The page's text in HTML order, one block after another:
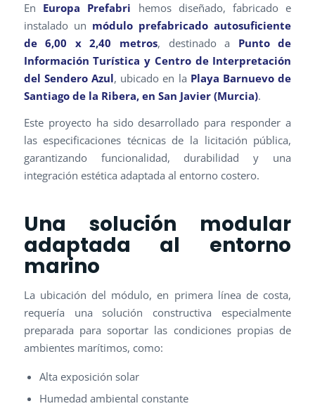
En Europa Prefabri hemos diseñado, fabricado e
instalado un módulo prefabricado autosuficiente
de 6,00 x 2,40 metros, destinado a Punto de
Información Turística y Centro de Interpretación
del Sendero Azul, ubicado en la Playa Barnuevo de
Santiago de la Ribera, en San Javier (Murcia).
Este proyecto ha sido desarrollado para responder a
las especificaciones técnicas de la licitación pública,
garantizando funcionalidad, durabilidad y una
integración estética adaptada al entorno costero.
Una solución modular
adaptada al entorno
marino
La ubicación del módulo, en primera línea de costa,
requería una solución constructiva especialmente
preparada para soportar las condiciones propias de
ambientes marítimos, como:
Alta exposición solar
Humedad ambiental constante